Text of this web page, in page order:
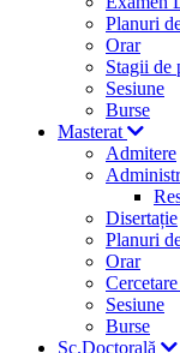
Planuri
Orar
Stagii de
Sesiune
Burse
Masterat
Admitere
Disertație
Planuri
Orar
Sesiune
Burse
Șc.Doctorală